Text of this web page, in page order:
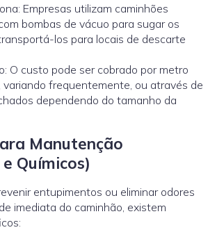
Empresas utilizam caminhões
bombas de vácuo para sugar os
los para locais de descarte
O custo pode ser cobrado por metro
variando frequentemente, ou através de
dependendo do tamanho da
Manutenção
Químicos)
entupimentos ou eliminar odores
imediata do caminhão, existem